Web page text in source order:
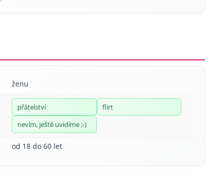
ženu
přátelství
flirt
nevím, ještě uvidíme ;-)
od 18 do 60 let